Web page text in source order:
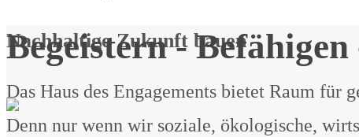
Nachhaltige Zukunft bauen
Das Haus des Engagements bietet Raum für
Denn nur wenn wir soziale, ökologische,
Begeistern - Befähigen